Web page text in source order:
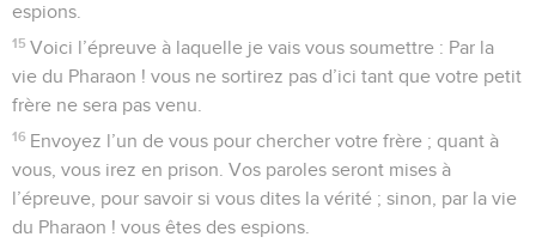
espions.
15 Voici l’épreuve à laquelle je vais vous soumettre : Par la
vie du Pharaon ! vous ne sortirez pas d’ici tant que votre petit
frère ne sera pas venu.
16 Envoyez l’un de vous pour chercher votre frère ; quant à
vous, vous irez en prison. Vos paroles seront mises à
l’épreuve, pour savoir si vous dites la vérité ; sinon, par la vie
du Pharaon ! vous êtes des espions.